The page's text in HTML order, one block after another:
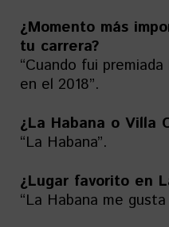
¿Momento más
tu carrera?
“Cuando fui
en el 2018”.
¿La Habana o Villa
“La Habana”.
¿Lugar favorito en
“La Habana me